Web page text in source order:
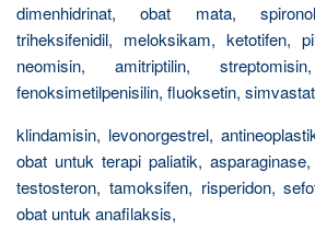
dimenhidrinat, obat mata,
triheksifenidil, meloksikam, ketotifen,
neomisin, amitriptilin,
fenoksimetilpenisilin, fluoksetin,
klindamisin, levonorgestrel,
obat untuk terapi paliatik,
testosteron, tamoksifen, risperidon,
obat untuk anafilaksis,